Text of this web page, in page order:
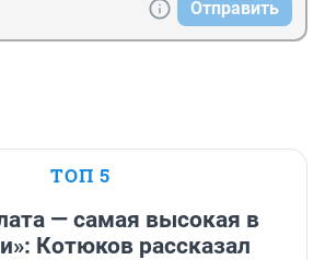
Отправить
ТОП 5
— самая высокая в
Котюков рассказал